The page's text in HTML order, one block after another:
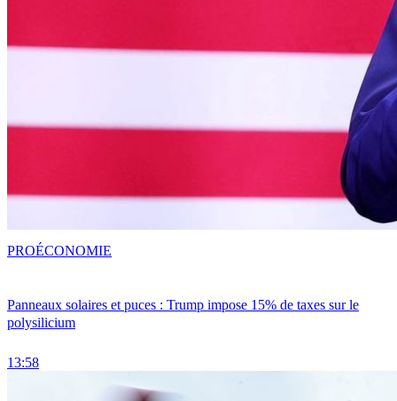
Panneaux solaires et puces : Trump impose 15% de taxes sur le
polysilicium
13:58
PROÉCONOMIE